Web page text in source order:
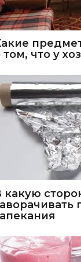
том, что у
какую